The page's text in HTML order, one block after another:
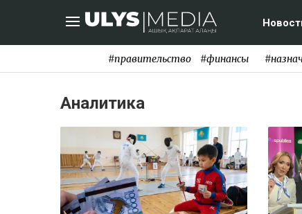
#правительство #финансы
Аналитика